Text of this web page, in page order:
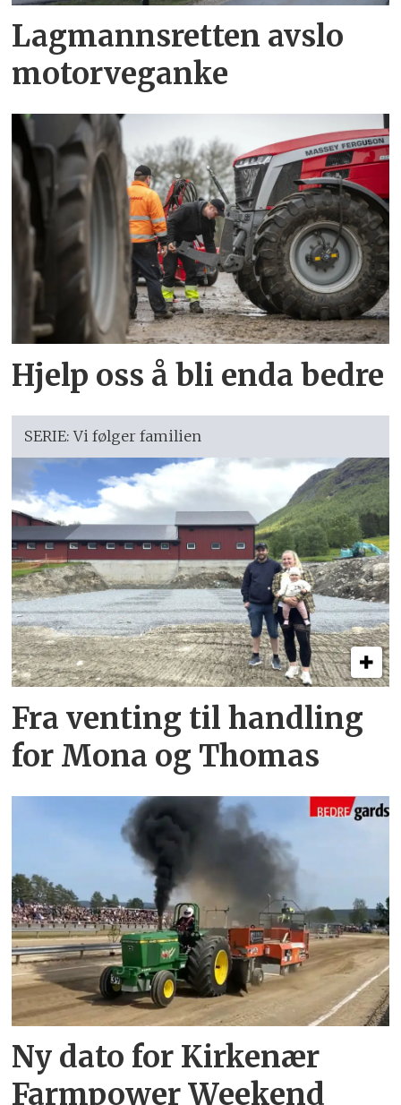
Lagmannsretten avslo
motorveganke
Hjelp oss å bli enda bedre
SERIE: Vi følger familien
Fra venting til handling
for Mona og Thomas
Ny dato for Kirkenær
Farmpower Weekend